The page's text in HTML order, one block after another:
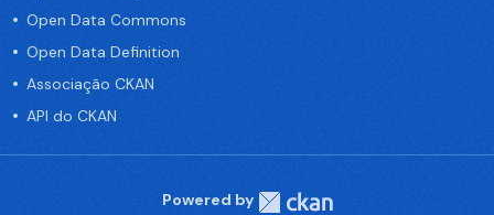
Open Data Commons
Open Data Definition
Associação CKAN
API do CKAN
Powered by